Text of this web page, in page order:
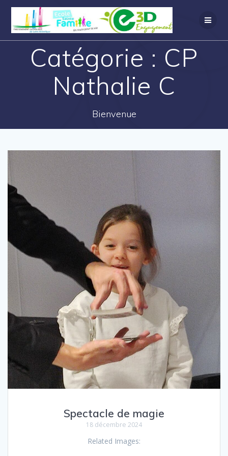
Catégorie : CP
Nathalie C
Bienvenue
Spectacle de magie
18 décembre 2024
Related Images: